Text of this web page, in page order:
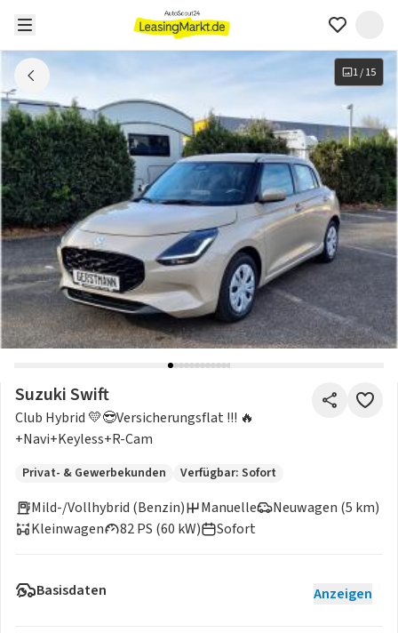
1/15
Suzuki Swift
Club Hybrid 💛😎Versicherungsflat !!! 🔥
+Navi+Keyless+R-Cam
Privat- & Gewerbekunden Verfügbar: Sofort
Mild-/Vollhybrid (Benzin)
Neuwagen (5 km)
82 PS (60 kW)
Manuelle
Kleinwagen
Sofort
Basisdaten Anzeigen